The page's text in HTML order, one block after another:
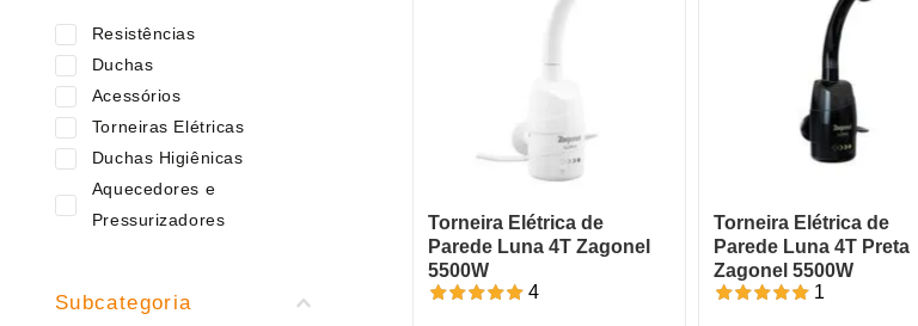
Resistências
Duchas
Acessórios
Torneiras Elétricas
Duchas Higiênicas
Aquecedores e
Pressurizadores
Subcategoria
Torneira Elétrica de
Parede Luna 4T Zagonel
5500W
4
Torneira Elétrica de
Parede Luna 4T Preta
Zagonel 5500W
1